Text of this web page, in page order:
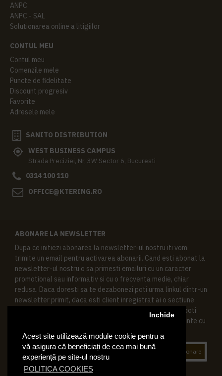
Acest site utilizează module cookie pentru a
vă asigura că beneficiați de cea mai bună
experiență pe site-ul nostru
POLITICA COOKIES
Inchide
ANPC
ANPC - SAL
Solutionarea online a litigiilor
CONTUL MEU
Contul meu
Comenzile mele
Puncte de fidelitate
Discount progresiv
Favorite
Adresele mele
SANITO DISTRIBUTION
WEST BUSINESS CAMPUS
Strada Preciziei, Nr, 3W Sector 6, Bucuresti
0314 100 110
OFFICE@KTERING.RO
ABONARE LA NEWSLETTER
Dupa ce initiezi abonarea la newsletter-ul nostru iti vom
trimite un email pentru activarea abonarii. Cand esti abonat la
newsletter-ul nostru o sa primesti emailuri cu un caracter
promotional sau informativ si cu o frecventa medie, chiar
redusa. Daca doresti sa te dezabonezi poti urma linkul dintr-un
newsletter primit, daca esti client inregistrat ai o sectiune
speciala in contul tau in acest scop, si de asemenea ne poti
contacta oricand pe email pentru orice intrebari sau cerinte cu
Abonare